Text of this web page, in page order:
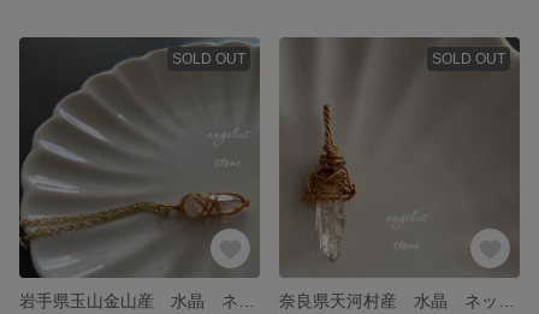
SOLD OUT SOLD OUT